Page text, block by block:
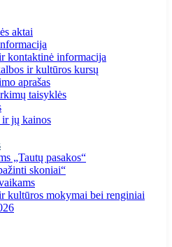
aktai
kontaktinė informacija
ir kultūros kursų
aprašas
taisyklės
ir jų kainos
„Tautų pasakos“
skoniai“
kultūros mokymai bei renginiai